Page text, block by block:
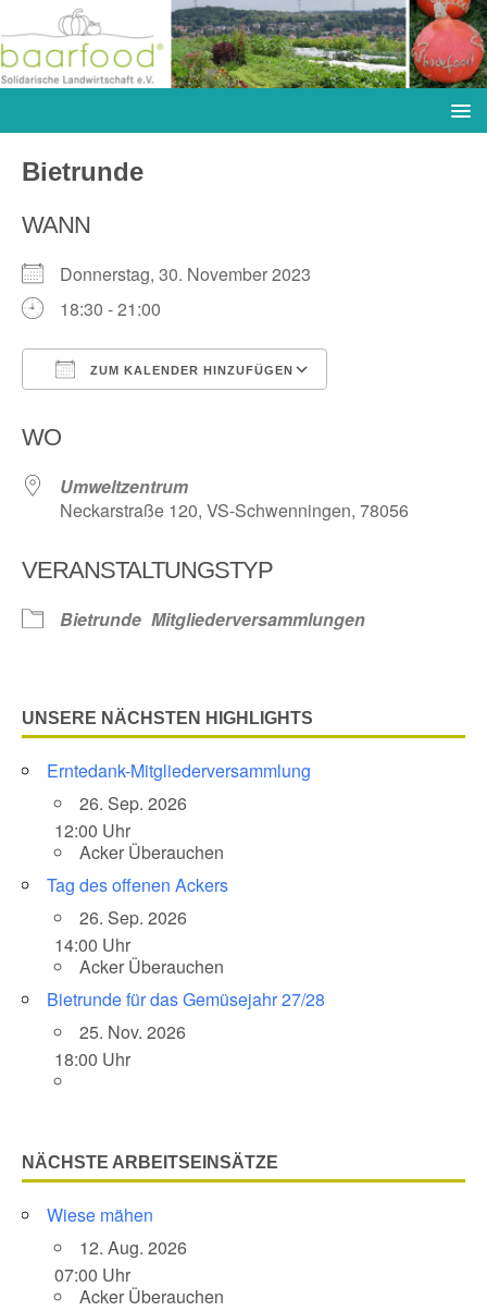
Bietrunde
WANN
Donnerstag, 30. November 2023
18:30 - 21:00
ZUM KALENDER HINZUFÜGEN
WO
Umweltzentrum
Neckarstraße 120, VS-Schwenningen, 78056
VERANSTALTUNGSTYP
Bietrunde Mitgliederversammlungen
UNSERE NÄCHSTEN HIGHLIGHTS
Erntedank-Mitgliederversammlung
26. Sep. 2026
12:00 Uhr
Acker Überauchen
Tag des offenen Ackers
26. Sep. 2026
14:00 Uhr
Acker Überauchen
Bietrunde für das Gemüsejahr 27/28
25. Nov. 2026
18:00 Uhr
NÄCHSTE ARBEITSEINSÄTZE
Wiese mähen
12. Aug. 2026
07:00 Uhr
Acker Überauchen